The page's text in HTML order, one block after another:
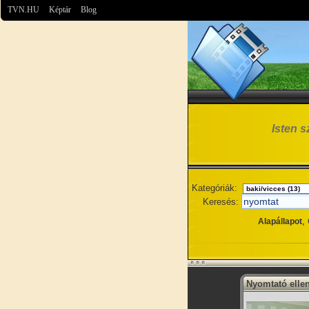
TVN.HU Képtár Blog
Isten
Kategóriák:
Keresés:
Alapállapot,
Nyomtató